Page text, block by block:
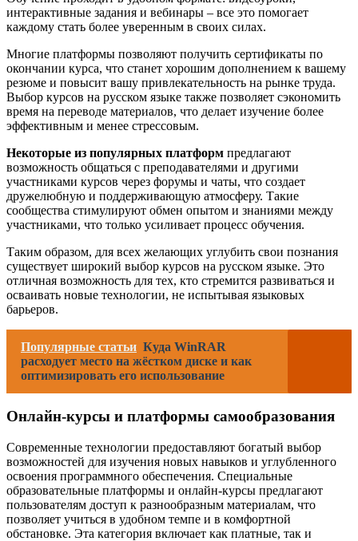
интерактивные задания и вебинары – все это помогает
каждому стать более уверенным в своих силах.
Многие платформы позволяют получить сертификаты по
окончании курса, что станет хорошим дополнением к вашему
резюме и повысит вашу привлекательность на рынке труда.
Выбор курсов на русском языке также позволяет сэкономить
время на переводе материалов, что делает изучение более
эффективным и менее стрессовым.
Некоторые из популярных платформ предлагают
возможность общаться с преподавателями и другими
участниками курсов через форумы и чаты, что создает
дружелюбную и поддерживающую атмосферу. Такие
сообщества стимулируют обмен опытом и знаниями между
участниками, что только усиливает процесс обучения.
Таким образом, для всех желающих углубить свои познания
существует широкий выбор курсов на русском языке. Это
отличная возможность для тех, кто стремится развиваться и
осваивать новые технологии, не испытывая языковых
барьеров.
Популярные статьи Куда WinRAR
расходует место на жёстком диске и как
оптимизировать его использование
Онлайн-курсы и платформы самообразования
Современные технологии предоставляют богатый выбор
возможностей для изучения новых навыков и углубленного
освоения программного обеспечения. Специальные
образовательные платформы и онлайн-курсы предлагают
пользователям доступ к разнообразным материалам, что
позволяет учиться в удобном темпе и в комфортной
обстановке. Эта категория включает как платные, так и